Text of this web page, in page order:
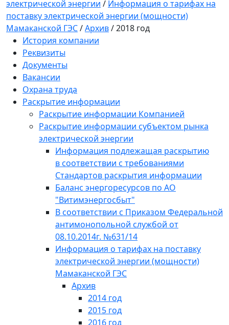
электрической энергии / Информация о тарифах на
поставку электрической энергии (мощности)
Мамаканской ГЭС/Архив/2018 год
История компании
Реквизиты
Документы
Вакансии
Охрана труда
Раскрытие информации
Раскрытие информации Компанией
Раскрытие информации субъектом рынка
электрической энергии
Информация подлежащая раскрытию
в соответствии с требованиями
Стандартов раскрытия информации
Баланс энергоресурсов по АО
"Витимэнергосбыт"
В соответствии с Приказом Федеральной
антимонопольной службой от
08.10.2014г. №631/14
Информация о тарифах на поставку
электрической энергии (мощности)
Мамаканской ГЭС
Архив
2014 год
2015 год
2016 год